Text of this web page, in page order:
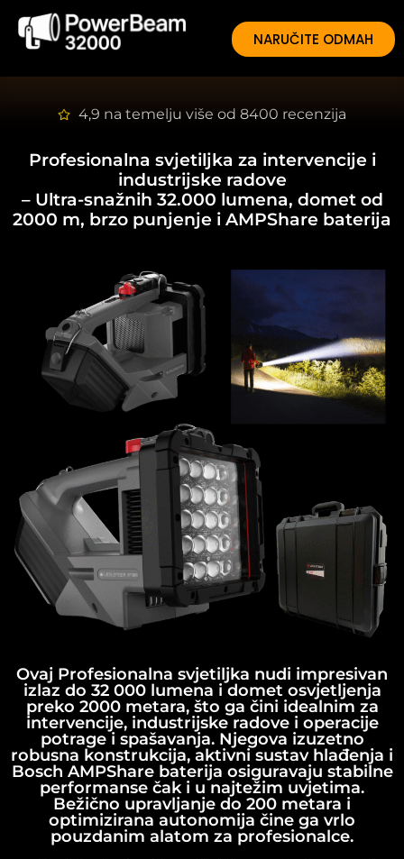
NARUČITE ODMAH
4,9 na temelju više od 8400 recenzija
Profesionalna svjetiljka za intervencije i
industrijske radove
– Ultra-snažnih 32.000 lumena, domet od
2000 m, brzo punjenje i AMPShare baterija
Ovaj Profesionalna svjetiljka nudi impresivan
izlaz do 32 000 lumena i domet osvjetljenja
preko 2000 metara, što ga čini idealnim za
intervencije, industrijske radove i operacije
potrage i spašavanja. Njegova izuzetno
robusna konstrukcija, aktivni sustav hlađenja i
Bosch AMPShare baterija osiguravaju stabilne
performanse čak i u najtežim uvjetima.
Bežično upravljanje do 200 metara i
optimizirana autonomija čine ga vrlo
pouzdanim alatom za profesionalce.